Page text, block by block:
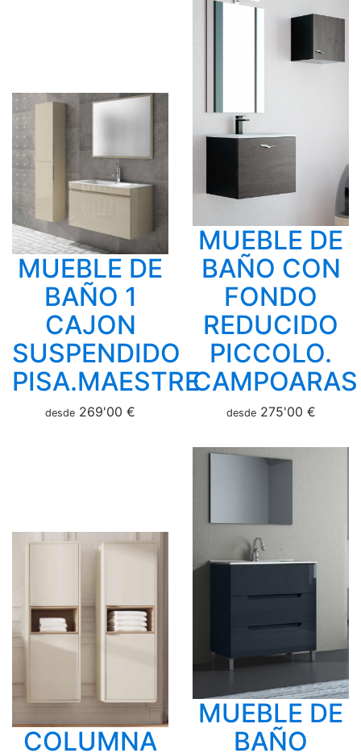
MUEBLE DE
BAÑO 1
CAJON
SUSPENDIDO
PISA.MAESTRE
desde 269'00 €
MUEBLE DE
BAÑO CON
FONDO
REDUCIDO
PICCOLO.
CAMPOARAS
desde275'00 €
COLUMNA
MUEBLE DE
BAÑO